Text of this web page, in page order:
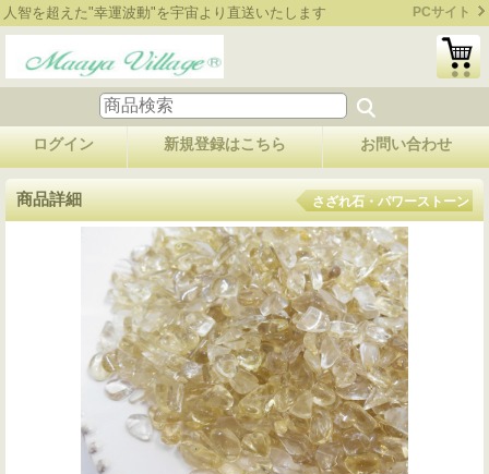
人智を超えた"幸運波動"を宇宙より直送いたします PCサイト
ログイン 新規登録はこちら お問い合わせ
商品詳細 さざれ石・パワーストーン